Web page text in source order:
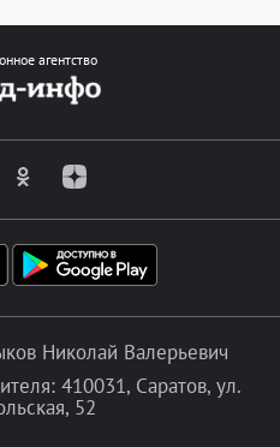
агентство
Николай Валерьевич
410031, Саратов, ул.
52